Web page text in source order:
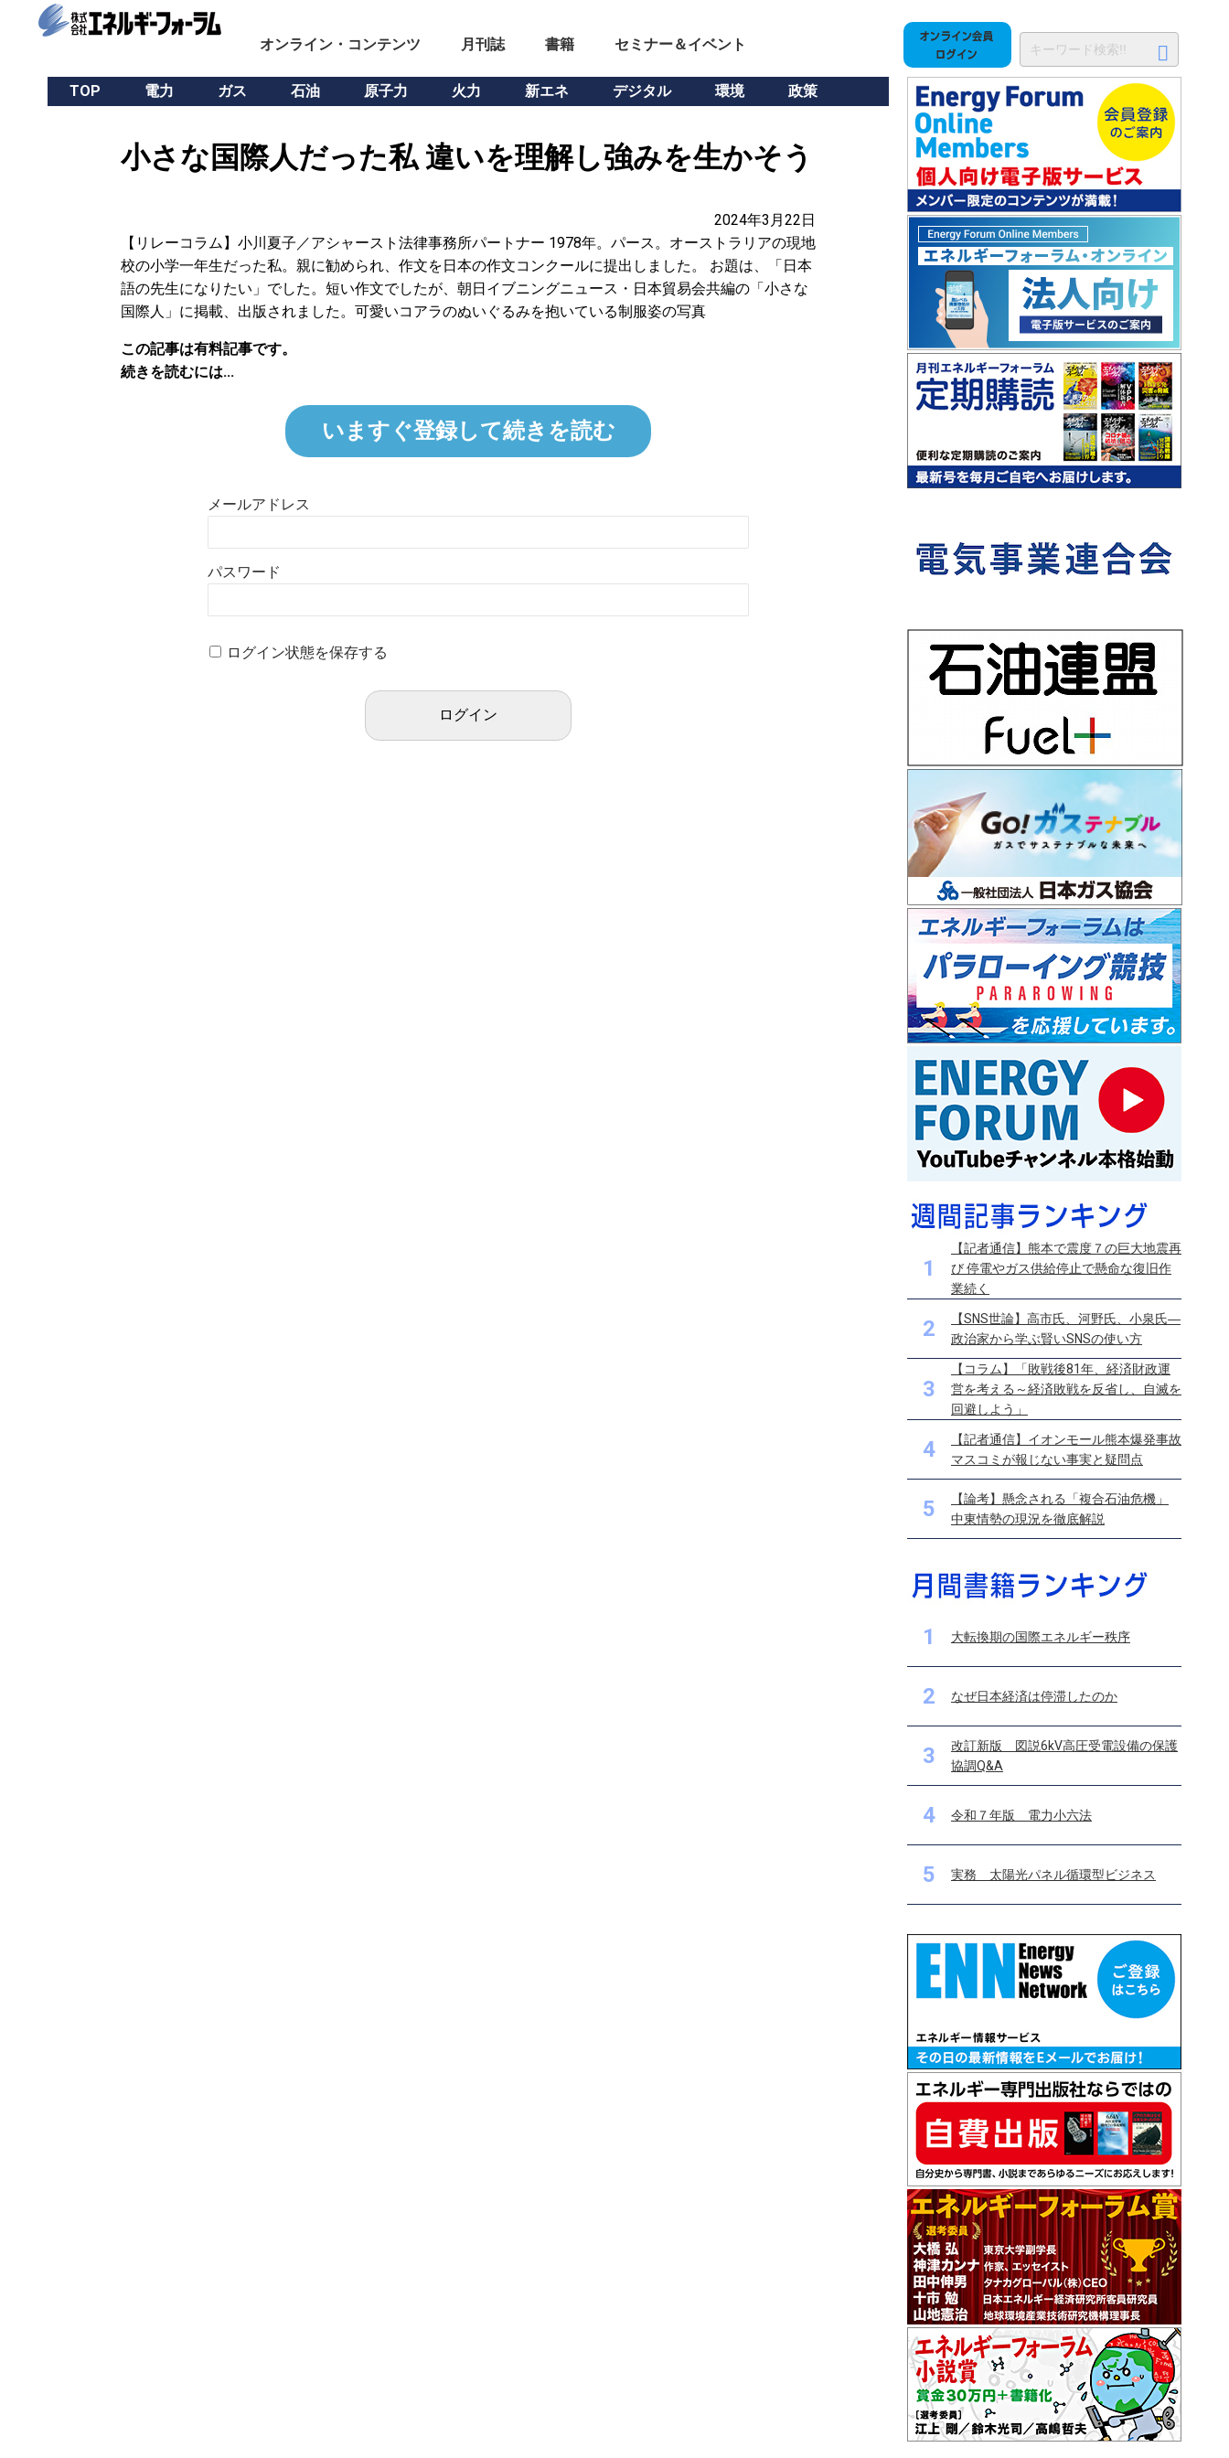
オンライン・コンテンツ 月刊誌 書籍 セミナー＆イベント
TOP 電力 ガス 石油 原子力 火力 新エネ デジタル 環境 政策
小さな国際人だった私 違いを理解し強みを生かそう
2024年3月22日
【リレーコラム】小川夏子／アシャースト法律事務所パートナー 1978年。パース。オーストラリアの現地
校の小学一年生だった私。親に勧められ、作文を日本の作文コンクールに提出しました。 お題は、「日本
語の先生になりたい」でした。短い作文でしたが、朝日イブニングニュース・日本貿易会共編の「小さな
国際人」に掲載、出版されました。可愛いコアラのぬいぐるみを抱いている制服姿の写真
この記事は有料記事です。
続きを読むには...
いますぐ登録して続きを読む
メールアドレス
パスワード
ログイン状態を保存する
1
【記者通信】熊本で震度７の巨大地震再
び 停電やガス供給停止で懸命な復旧作
業続く
2
【SNS世論】高市氏、河野氏、小泉氏―
政治家から学ぶ賢いSNSの使い方
3
【コラム】「敗戦後81年、経済財政運
営を考える～経済敗戦を反省し、自滅を
回避しよう」
4
【記者通信】イオンモール熊本爆発事故
マスコミが報じない事実と疑問点
5
【論考】懸念される「複合石油危機」
中東情勢の現況を徹底解説
1 大転換期の国際エネルギー秩序
2 なぜ日本経済は停滞したのか
3
改訂新版 図説6kV高圧受電設備の保護
協調Q&A
4 令和７年版 電力小六法
5 実務 太陽光パネル循環型ビジネス